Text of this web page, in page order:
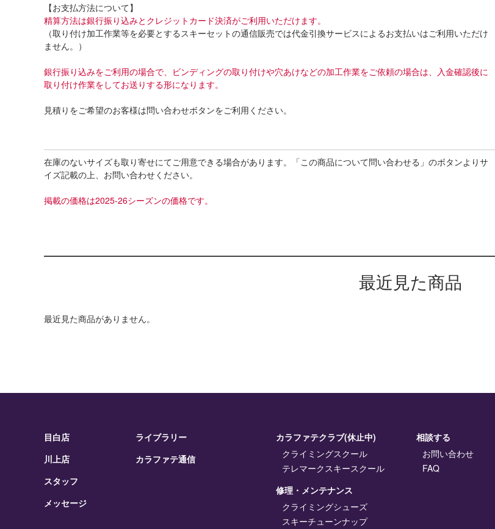
【お支払方法について】
精算方法は銀行振り込みとクレジットカード決済がご利用いただけます。
（取り付け加工作業等を必要とするスキーセットの通信販売では代金引換サービスによるお支払いはご利用いただけ
ません。）
銀行振り込みをご利用の場合で、ビンディングの取り付けや穴あけなどの加工作業をご依頼の場合は、入金確認後に
取り付け作業をしてお送りする形になります。
見積りをご希望のお客様は問い合わせボタンをご利用ください。
在庫のないサイズも取り寄せにてご用意できる場合があります。「この商品について問い合わせる」のボタンよりサ
イズ記載の上、お問い合わせください。
掲載の価格は2025-26シーズンの価格です。
最近見た商品
最近見た商品がありません。
目白店
川上店
スタッフ
メッセージ
ライブラリー
カラファテ通信
カラファテクラブ(休止中)
クライミングスクール
テレマークスキースクール
修理・メンテナンス
クライミングシューズ
スキーチューンナップ
相談する
お問い合わせ
FAQ